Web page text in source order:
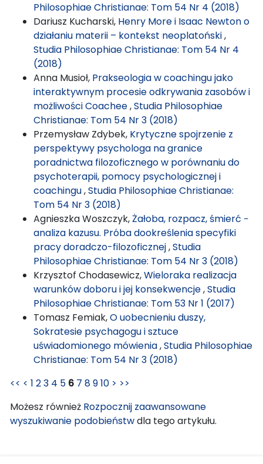
Philosophiae Christianae: Tom 54 Nr 4 (2018)
Dariusz Kucharski, Henry More i Isaac Newton o
działaniu materii – kontekst neoplatoński,
Studia Philosophiae Christianae: Tom 54 Nr 4
(2018)
Anna Musioł, Prakseologia w coachingu jako
interaktywnym procesie odkrywania zasobów i
możliwości Coachee,Studia Philosophiae
Christianae: Tom 54 Nr 3 (2018)
Przemysław Zdybek, Krytyczne spojrzenie z
perspektywy psychologa na granice
poradnictwa filozoficznego w porównaniu do
psychoterapii, pomocy psychologicznej i
coachingu,Studia Philosophiae Christianae:
Tom 54 Nr 3 (2018)
Agnieszka Woszczyk,Żałoba, rozpacz, śmierć −
analiza kazusu. Próba dookreślenia specyfiki
pracy doradczo-filozoficznej,Studia
Philosophiae Christianae: Tom 54 Nr 3 (2018)
Krzysztof Chodasewicz,Wieloraka realizacja
warunków doboru i jej konsekwencje,Studia
Philosophiae Christianae: Tom 53 Nr 1 (2017)
Tomasz Femiak,O uobecnieniu duszy,
Sokratesie psychagogu i sztuce
uświadomionego mówienia,Studia Philosophiae
Christianae: Tom 54 Nr 3 (2018)
<< < 1 23 4 5 6 7 8910 > >>
Możesz również Rozpocznij zaawansowane
wyszukiwanie podobieństwdla tego artykułu.